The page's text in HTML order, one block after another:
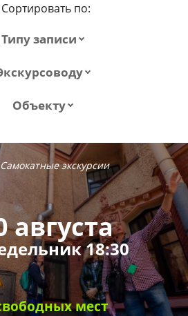
Сортировать по:
Типу записи
Объекту
Самокатные экскурсии
августа
18:30
мест